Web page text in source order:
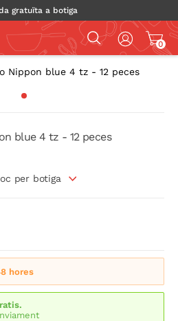
gratuïta a botiga
0
blue 4 tz - 12 peces
per botiga
hores